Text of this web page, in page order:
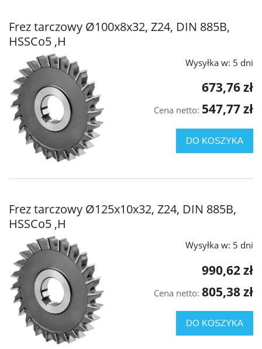
Frez tarczowy Ø100x8x32, Z24, DIN 885B,
HSSCo5 ,H
Wysyłka w: 5 dni
673,76 zł
Cena netto: 547,77 zł
DO KOSZYKA
Frez tarczowy Ø125x10x32, Z24, DIN 885B,
HSSCo5 ,H
Wysyłka w: 5 dni
990,62 zł
Cena netto: 805,38 zł
DO KOSZYKA